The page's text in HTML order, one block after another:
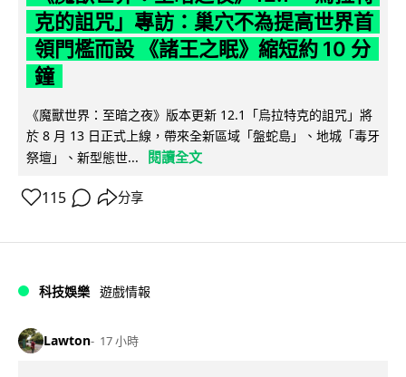
克的詛咒」專訪：巢穴不為提高世界首
領門檻而設 《諸王之眠》縮短約 10 分
鐘
《魔獸世界：至暗之夜》版本更新 12.1「烏拉特克的詛咒」將
於 8 月 13 日正式上線，帶來全新區域「盤蛇島」、地城「毒牙
祭壇」、新型態世...
閱讀全文
115 分享
科技娛樂 遊戲情報
Lawton 17 小時